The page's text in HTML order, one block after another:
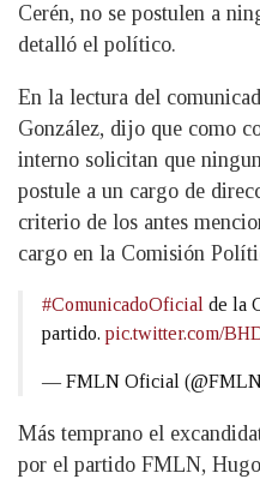
Cerén, no se postulen a
detalló el político.
En la lectura del
González, dijo que como
interno solicitan que
postule a un cargo de
criterio de los antes
cargo en la Comisión
#ComunicadoOficial de la
partido. pic.twitter.com/
— FMLN Oficial
Más temprano el
por el partido FMLN,